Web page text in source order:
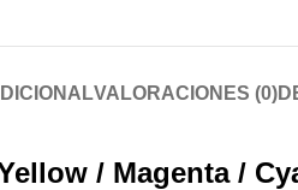
VALORACIONES (0)
/ Magenta /